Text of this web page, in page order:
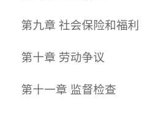
第九章 社会保险和福利
第十章 劳动争议
第十一章 监督检查